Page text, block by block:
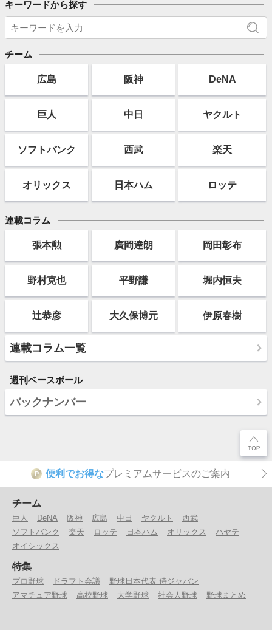
キーワードから探す
チーム
広島 阪神 DeNA
巨人 中日 ヤクルト
ソフト バンク 西武 楽天
オリックス 日本ハム ロッテ
連載コラム
張本勲 廣岡達朗 岡田彰布
野村克也 平野謙 堀内恒夫
辻恭彦 大久保博元 伊原春樹
連載コラム一覧
週刊ベースボール
バックナンバー
P 便利でお得なプレミアムサービスのご案内
チーム
巨人 DeNA 阪神 広島 中日 ヤクルト
西武
ソフトバンク
楽天 ロッテ 日本ハム オリックス
ハヤテ
オイシックス
特集
プロ野球 ドラフト会議
野球日本代表 侍ジャパン
アマチュア野球
高校野球 大学野球 社会人野球 野球まとめ